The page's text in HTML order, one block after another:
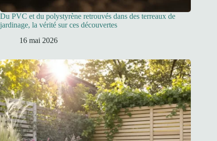
Du PVC et du polystyrène retrouvés dans des terreaux de
jardinage, la vérité sur ces découvertes
16 mai 2026